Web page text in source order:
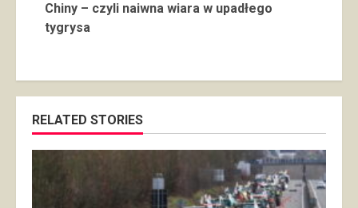
Chiny – czyli naiwna wiara w upadłego
tygrysa
RELATED STORIES